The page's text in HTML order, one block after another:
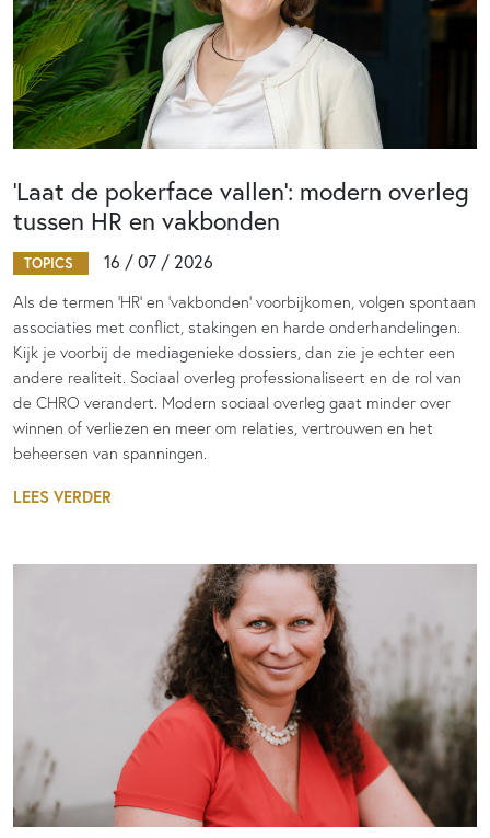
‘Laat de pokerface vallen’: modern overleg
tussen HR en vakbonden
TOPICS 16 / 07 / 2026
Als de termen 'HR' en 'vakbonden' voorbijkomen, volgen spontaan
associaties met conflict, stakingen en harde onderhandelingen.
Kijk je voorbij de mediagenieke dossiers, dan zie je echter een
andere realiteit. Sociaal overleg professionaliseert en de rol van
de CHRO verandert. Modern sociaal overleg gaat minder over
winnen of verliezen en meer om relaties, vertrouwen en het
beheersen van spanningen.
LEES VERDER